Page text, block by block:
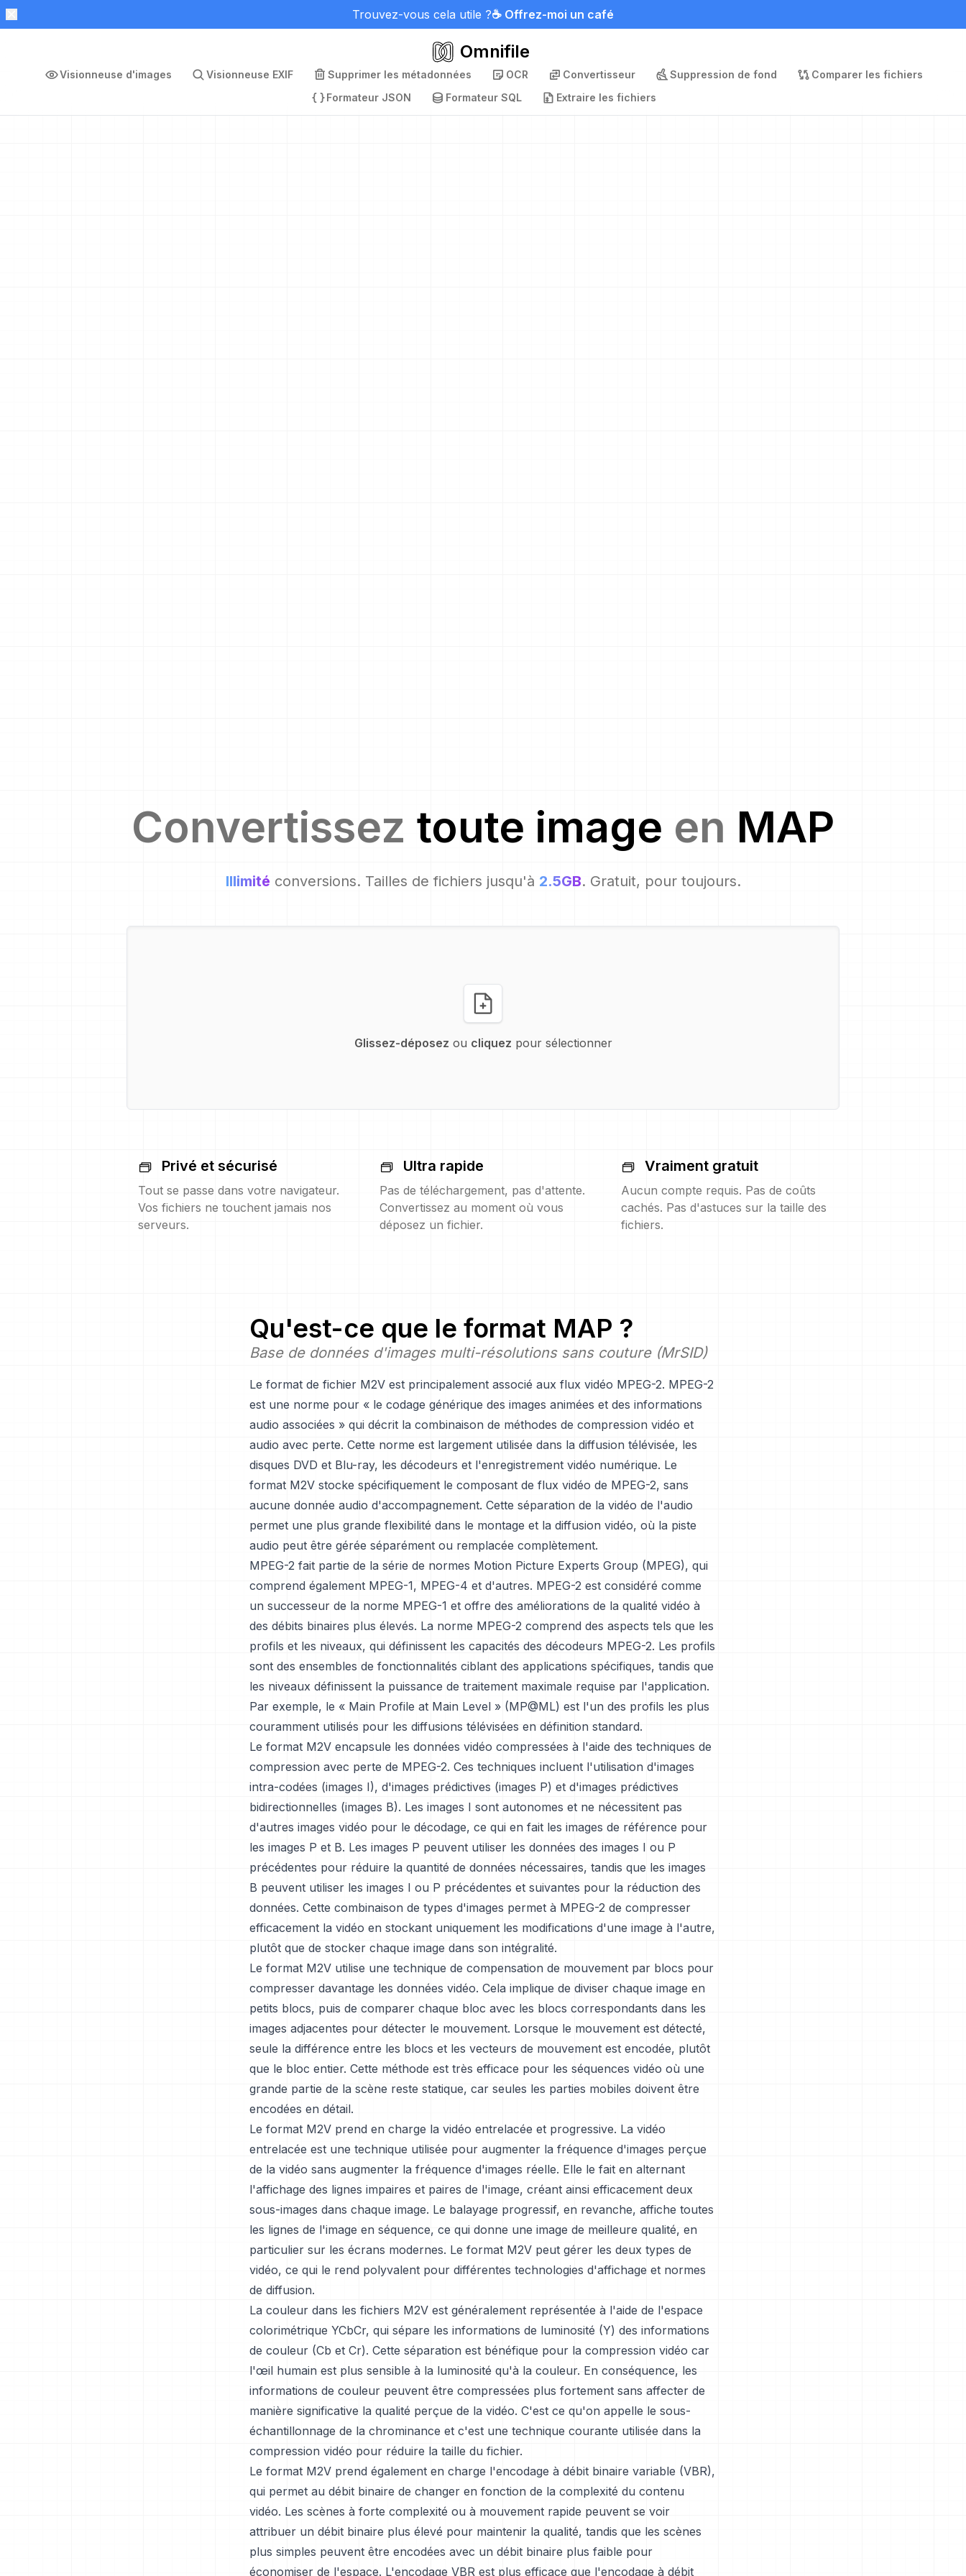
Trouvez-vous cela utile ?☕ Offrez-moi un café
Omnifile
Visionneuse d'images Visionneuse EXIF Supprimer les métadonnées OCR Convertisseur Suppression de fond
Comparer les fichiers
Formateur JSON
Formateur SQL Extraire les fichiers
Convertissez toute image en MAP
Illimité conversions. Tailles de fichiers jusqu'à 2.5GB. Gratuit, pour toujours.
Glissez-déposez ou cliquez pour sélectionner
Privé et sécurisé
Tout se passe dans votre navigateur.
Vos fichiers ne touchent jamais nos
serveurs.
Ultra rapide
Pas de téléchargement, pas d'attente.
Convertissez au moment où vous
déposez un fichier.
Vraiment gratuit
Aucun compte requis. Pas de coûts
cachés. Pas d'astuces sur la taille des
fichiers.
Qu'est-ce que le format MAP ?
Base de données d'images multi-résolutions sans couture (MrSID)
Le format de fichier M2V est principalement associé aux flux vidéo MPEG-2. MPEG-2
est une norme pour « le codage générique des images animées et des informations
audio associées » qui décrit la combinaison de méthodes de compression vidéo et
audio avec perte. Cette norme est largement utilisée dans la diffusion télévisée, les
disques DVD et Blu-ray, les décodeurs et l'enregistrement vidéo numérique. Le
format M2V stocke spécifiquement le composant de flux vidéo de MPEG-2, sans
aucune donnée audio d'accompagnement. Cette séparation de la vidéo de l'audio
permet une plus grande flexibilité dans le montage et la diffusion vidéo, où la piste
audio peut être gérée séparément ou remplacée complètement.
MPEG-2 fait partie de la série de normes Motion Picture Experts Group (MPEG), qui
comprend également MPEG-1, MPEG-4 et d'autres. MPEG-2 est considéré comme
un successeur de la norme MPEG-1 et offre des améliorations de la qualité vidéo à
des débits binaires plus élevés. La norme MPEG-2 comprend des aspects tels que les
profils et les niveaux, qui définissent les capacités des décodeurs MPEG-2. Les profils
sont des ensembles de fonctionnalités ciblant des applications spécifiques, tandis que
les niveaux définissent la puissance de traitement maximale requise par l'application.
Par exemple, le « Main Profile at Main Level » (MP@ML) est l'un des profils les plus
couramment utilisés pour les diffusions télévisées en définition standard.
Le format M2V encapsule les données vidéo compressées à l'aide des techniques de
compression avec perte de MPEG-2. Ces techniques incluent l'utilisation d'images
intra-codées (images I), d'images prédictives (images P) et d'images prédictives
bidirectionnelles (images B). Les images I sont autonomes et ne nécessitent pas
d'autres images vidéo pour le décodage, ce qui en fait les images de référence pour
les images P et B. Les images P peuvent utiliser les données des images I ou P
précédentes pour réduire la quantité de données nécessaires, tandis que les images
B peuvent utiliser les images I ou P précédentes et suivantes pour la réduction des
données. Cette combinaison de types d'images permet à MPEG-2 de compresser
efficacement la vidéo en stockant uniquement les modifications d'une image à l'autre,
plutôt que de stocker chaque image dans son intégralité.
Le format M2V utilise une technique de compensation de mouvement par blocs pour
compresser davantage les données vidéo. Cela implique de diviser chaque image en
petits blocs, puis de comparer chaque bloc avec les blocs correspondants dans les
images adjacentes pour détecter le mouvement. Lorsque le mouvement est détecté,
seule la différence entre les blocs et les vecteurs de mouvement est encodée, plutôt
que le bloc entier. Cette méthode est très efficace pour les séquences vidéo où une
grande partie de la scène reste statique, car seules les parties mobiles doivent être
encodées en détail.
Le format M2V prend en charge la vidéo entrelacée et progressive. La vidéo
entrelacée est une technique utilisée pour augmenter la fréquence d'images perçue
de la vidéo sans augmenter la fréquence d'images réelle. Elle le fait en alternant
l'affichage des lignes impaires et paires de l'image, créant ainsi efficacement deux
sous-images dans chaque image. Le balayage progressif, en revanche, affiche toutes
les lignes de l'image en séquence, ce qui donne une image de meilleure qualité, en
particulier sur les écrans modernes. Le format M2V peut gérer les deux types de
vidéo, ce qui le rend polyvalent pour différentes technologies d'affichage et normes
de diffusion.
La couleur dans les fichiers M2V est généralement représentée à l'aide de l'espace
colorimétrique YCbCr, qui sépare les informations de luminosité (Y) des informations
de couleur (Cb et Cr). Cette séparation est bénéfique pour la compression vidéo car
l'œil humain est plus sensible à la luminosité qu'à la couleur. En conséquence, les
informations de couleur peuvent être compressées plus fortement sans affecter de
manière significative la qualité perçue de la vidéo. C'est ce qu'on appelle le sous-
échantillonnage de la chrominance et c'est une technique courante utilisée dans la
compression vidéo pour réduire la taille du fichier.
Le format M2V prend également en charge l'encodage à débit binaire variable (VBR),
qui permet au débit binaire de changer en fonction de la complexité du contenu
vidéo. Les scènes à forte complexité ou à mouvement rapide peuvent se voir
attribuer un débit binaire plus élevé pour maintenir la qualité, tandis que les scènes
plus simples peuvent être encodées avec un débit binaire plus faible pour
économiser de l'espace. L'encodage VBR est plus efficace que l'encodage à débit